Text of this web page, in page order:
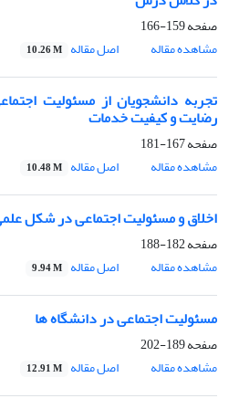
صفحه159-166
مشاهده مقاله
اصل مقاله 10.26 M
تجربه دانشجویان از مسئولیت
رضایت و کیفیت خدمات
صفحه167-181
مشاهده مقاله
اصل مقاله 10.48 M
اخلاق و مسئولیت اجتماعی در شکل
صفحه182-188
مشاهده مقاله
اصل مقاله 9.94 M
مسئولیت اجتماعی در دانشگاه ها
صفحه189-202
مشاهده مقاله
اصل مقاله 12.91 M